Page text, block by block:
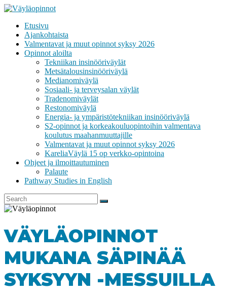
Skip
content
VÄYLÄOPINNOT
Etusivu
Ajankohtaista
Valmentavat ja muut opinnot syksy 2026
Opinnot aloilta
Tekniikan insinööriväylät
Metsätalousinsinööriväylä
Medianomiväylä
Sosiaali- ja terveysalan väylät
Tradenomiväylät
Restonomiväylä
Energia- ja ympäristötekniikan insinööriväylä
S2-opinnot ja korkeakouluopintoihin valmentava
koulutus maahanmuuttajille
Valmentavat ja muut opinnot syksy 2026
KareliaVäylä 15 op verkko-opintoina
Ohjeet ja ilmoittautuminen
Palaute
Pathway Studies in English
VÄYLÄOPINNOT
MUKANA SÄPINÄÄ
SYKSYYN -MESSUILLA